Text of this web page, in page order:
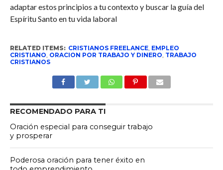
adaptar estos principios a tu contexto y buscar la guía del
Espíritu Santo en tu vida laboral
RELATED ITEMS: CRISTIANOS FREELANCE, EMPLEO
CRISTIANO, ORACION POR TRABAJO Y DINERO, TRABAJO
CRISTIANOS
RECOMENDADO PARA TI
Oración especial para conseguir trabajo
y prosperar
Poderosa oración para tener éxito en